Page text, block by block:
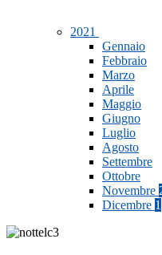
2021
Gennaio
Febbraio
Marzo
Aprile
Maggio
Giugno
Luglio
Agosto
Settembre
Ottobre
Novembre
Dicembre 1